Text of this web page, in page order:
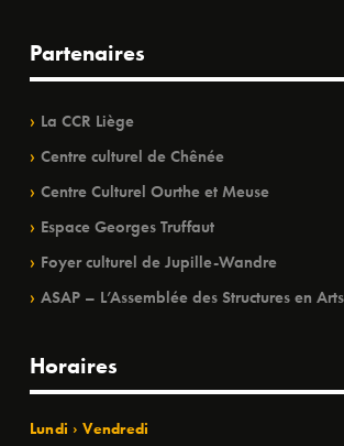
Partenaires
La CCR Liège
Centre culturel de Chênée
Centre Culturel Ourthe et Meuse
Espace Georges Truffaut
Foyer culturel de Jupille-Wandre
ASAP – L’Assemblée des Structures en
Horaires
Lundi › Vendredi